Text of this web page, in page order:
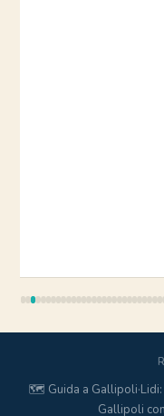
🗺️ Guida a Gallipoli·
Gallipoli